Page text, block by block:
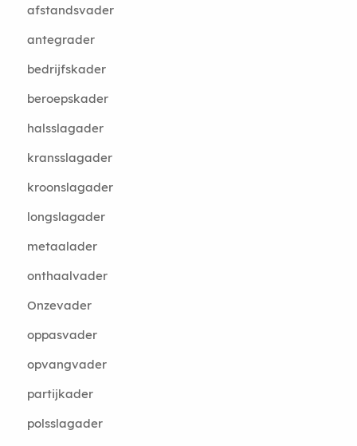
afstandsvader
antegrader
bedrijfskader
beroepskader
halsslagader
kransslagader
kroonslagader
longslagader
metaalader
onthaalvader
Onzevader
oppasvader
opvangvader
partijkader
polsslagader